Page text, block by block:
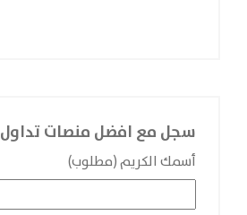
سجل مع افضل منصات تداول
أسمك الكريم (مطلوب)